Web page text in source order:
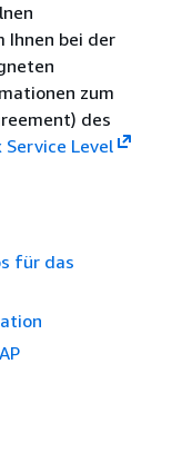
Ihnen bei der
zum
des
Service Level
für das